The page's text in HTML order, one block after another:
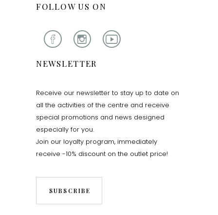
FOLLOW US ON
NEWSLETTER
Receive our newsletter to stay up to date on
all the activities of the centre and receive
special promotions and news designed
especially for you.
Join our loyalty program, immediately
receive -10% discount on the outlet price!
SUBSCRIBE